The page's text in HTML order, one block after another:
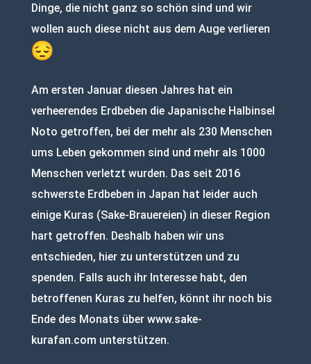
Dinge, die nicht ganz so schön sind und wir
wollen auch diese nicht aus dem Auge verlieren
Am ersten Januar diesen Jahres hat ein
verheerendes Erdbeben die Japanische Halbinsel
Noto getroffen, bei der mehr als 230 Menschen
ums Leben gekommen sind und mehr als 1000
Menschen verletzt wurden. Das seit 2016
schwerste Erdbeben in Japan hat leider auch
einige Kuras (Sake-Brauereien) in dieser Region
hart getroffen. Deshalb haben wir uns
entschieden, hier zu unterstützen und zu
spenden. Falls auch ihr Interesse habt, den
betroffenen Kuras zu helfen, könnt ihr noch bis
Ende des Monats über www.sake-
kurafan.com unterstützen.